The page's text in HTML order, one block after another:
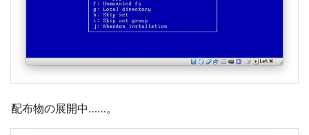
配布物の展開中……。